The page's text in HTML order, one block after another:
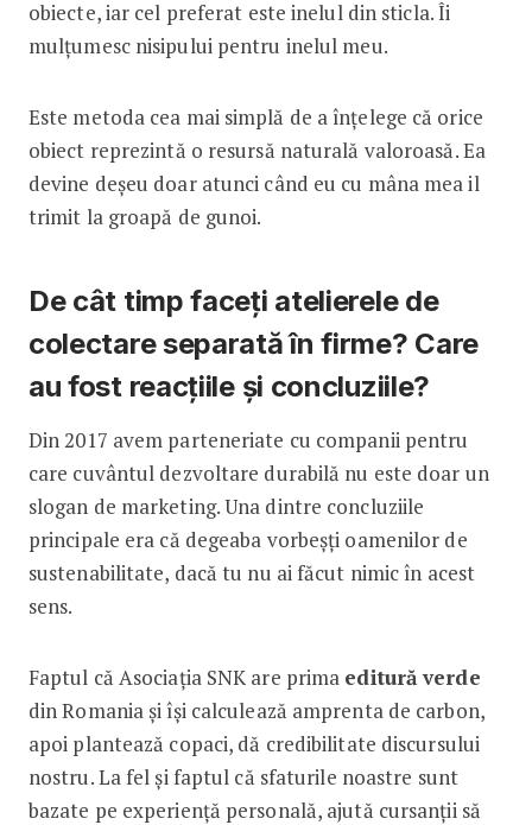
obiecte, iar cel preferat este inelul din sticla. Îi
mulțumesc nisipului pentru inelul meu.
Este metoda cea mai simplă de a înțelege că orice
obiect reprezintă o resursă naturală valoroasă. Ea
devine deșeu doar atunci când eu cu mâna mea il
trimit la groapă de gunoi.
De cât timp faceți atelierele de
colectare separată în firme? Care
au fost reacțiile și concluziile?
Din 2017 avem parteneriate cu companii pentru
care cuvântul dezvoltare durabilă nu este doar un
slogan de marketing. Una dintre concluziile
principale era că degeaba vorbeșți oamenilor de
sustenabilitate, dacă tu nu ai făcut nimic în acest
sens.
Faptul că Asociația SNK are prima editură verde
din Romania și își calculează amprenta de carbon,
apoi plantează copaci, dă credibilitate discursului
nostru. La fel și faptul că sfaturile noastre sunt
bazate pe experiență personală, ajută cursanții să